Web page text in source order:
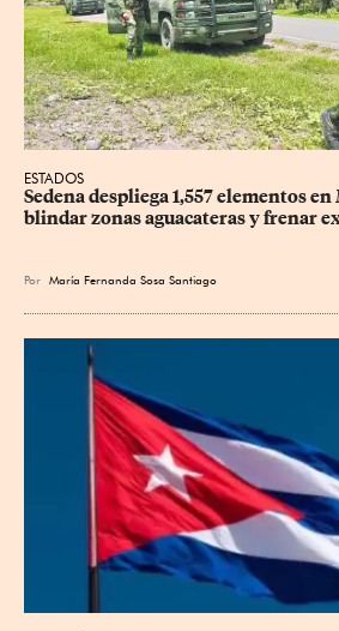
ESTADOS
Sedena despliega 1,557 elementos
blindar zonas aguacateras y frenar
Por María Fernanda Sosa Santiago